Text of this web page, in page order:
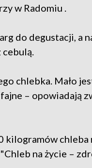
w Radomiu .
do degustacji, a
cebulą.
chlebka. Mało
– opowiadają
kilogramów
na życie –